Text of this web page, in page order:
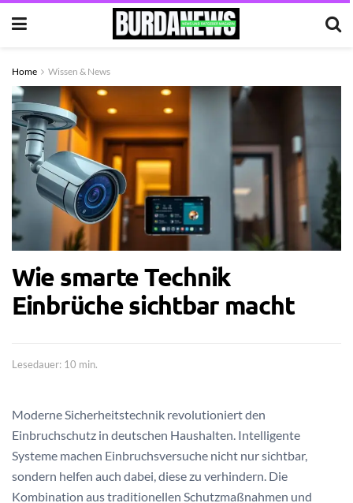
Home Wissen & News
Wie smarte Technik
Einbrüche sichtbar macht
Lesedauer: 10 min.
Moderne Sicherheitstechnik revolutioniert den
Einbruchschutz in deutschen Haushalten. Intelligente
Systeme machen Einbruchsversuche nicht nur sichtbar,
sondern helfen auch dabei, diese zu verhindern. Die
Kombination aus traditionellen Schutzmaßnahmen und